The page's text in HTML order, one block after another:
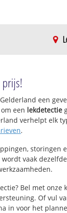
prijs!
een
een lekdetectie
verhelpt elk
.
storingen
vaak
Bel met onze
Of vul
in voor het